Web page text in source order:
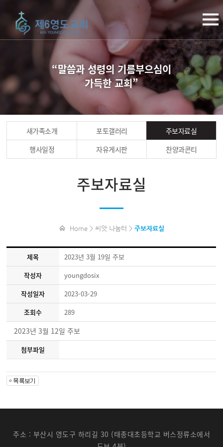
“말씀과 성령의 기름부으심이
가득한 교회”
새가족소개 포토갤러리
주보자료실
행사일정
자유게시판 찬양과콘티
주보자료실
Home > 씨앗 나눔터 > 주보자료실
제목
2023년 3월 19일 주보
작성자
youngdosix
작성일자
2023-03-29
조회수
289
2023년 3월 12일 주보
첨부파일
주소 : 부산시 영도구 하리길 30 (태종대초등학교 버스정류소에서